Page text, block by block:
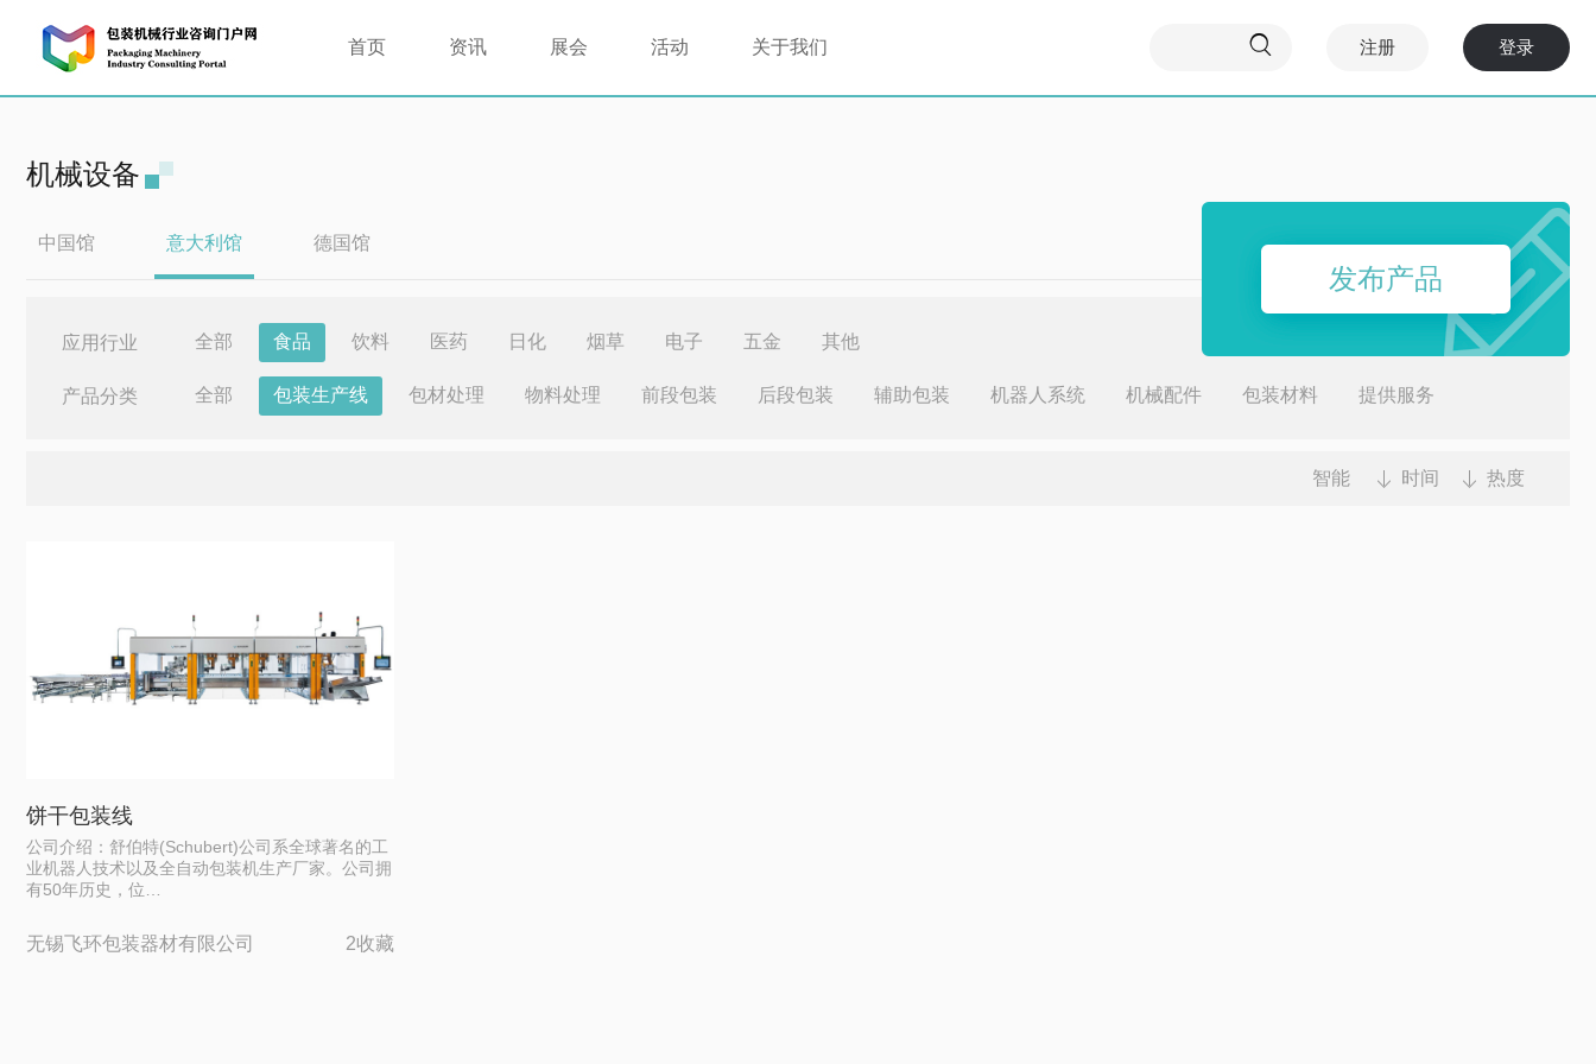
首页 资讯 展会 活动 关于我们  注册 登录
机械设备
中国馆 意大利馆 德国馆
应用行业 全部 食品 饮料 医药 日化 烟草 电子 五金 其他
产品分类 全部 包装生产线 包材处理 物料处理 前段包装 后段包装 辅助包装 机器人系统 机械配件 包装材料 提供服务
发布产品
智能 时间 热度
饼干包装线
公司介绍：舒伯特(Schubert)公司系全球著名的工
业机器人技术以及全自动包装机生产厂家。公司拥
有50年历史，位…
无锡飞环包装器材有限公司 2收藏